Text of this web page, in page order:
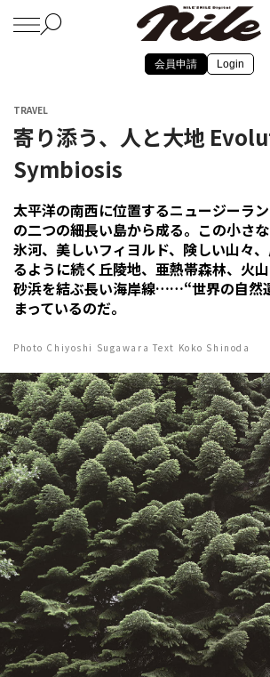
会員申請 Login
TRAVEL
寄り添う、人と大地
Symbiosis
太平洋の南西に位置するニュージーラ
の二つの細長い島から成る。この小さ
氷河、美しいフィヨルド、険しい山々
るように続く丘陵地、亜熱帯森林、火
砂浜を結ぶ長い海岸線……“世界の自然
まっているのだ。
Photo Chiyoshi Sugawara Text Koko Shinoda